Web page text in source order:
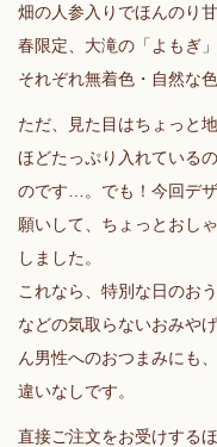
畑の人参入りでほんのり
春限定、大滝の「よもぎ
それぞれ無着色・自然な
ただ、見た目はちょっと
ほどたっぷり入れている
のです…。でも！今回デ
願いして、ちょっとおし
しました。
これなら、特別な日のお
などの気取らないおみや
ん男性へのおつまみにも
違いなしです。
直接ご注文をお受けするほ